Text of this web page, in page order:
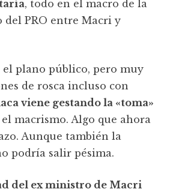
, todo en el macro de la
del PRO entre Macri y
el plano público, pero muy
de rosca incluso con
viene gestando la «toma»
macrismo. Algo que ahora
Aunque también la
podría salir pésima.
del ex ministro de Macri